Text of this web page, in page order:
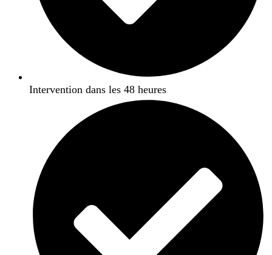
Intervention dans les 48 heures